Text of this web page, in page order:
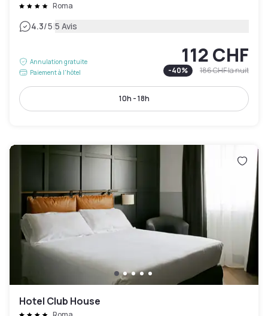
Roma
4.3/5|5 Avis
Annulation gratuite
Paiement à l'hôtel
112 CHF
-40% 186 CHFla nuit
10h - 18h
Hotel Club House